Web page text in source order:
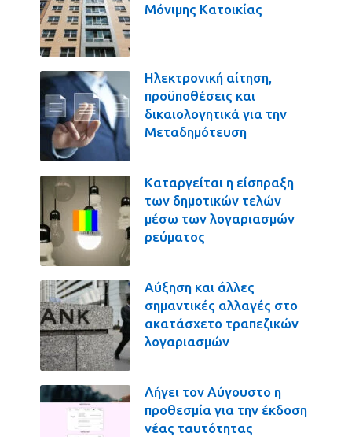
Μόνιμης Κατοικίας
Ηλεκτρονική αίτηση,
προϋποθέσεις και
δικαιολογητικά για την
Μεταδημότευση
Καταργείται η είσπραξη
των δημοτικών τελών
μέσω των λογαριασμών
ρεύματος
Αύξηση και άλλες
σημαντικές αλλαγές στο
ακατάσχετο τραπεζικών
λογαριασμών
Λήγει τον Αύγουστο η
προθεσμία για την έκδοση
νέας ταυτότητας